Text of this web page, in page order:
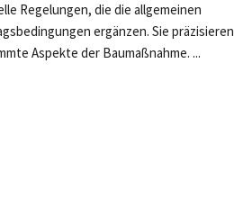
Regelungen, die die allgemeinen
ergänzen. Sie präzisieren
Aspekte der Baumaßnahme. ...